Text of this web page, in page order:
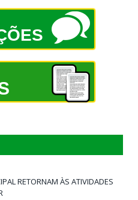
RETORNAM ÀS ATIVIDADES